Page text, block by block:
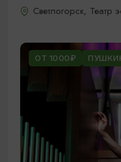
Светлогорск, Театр
ОТ 1000₽